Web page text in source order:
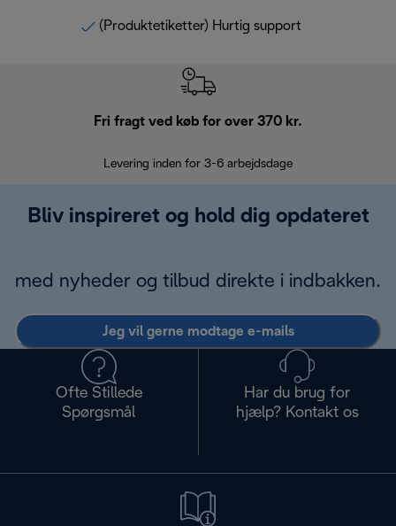
(Produktetiketter) Hurtig support
Fri fragt ved køb for over 370 kr.
Levering inden for 3-6 arbejdsdage
Bliv inspireret og hold dig opdateret
med nyheder og tilbud direkte i indbakken.
Jeg vil gerne modtage e-mails
Ofte Stillede
Spørgsmål
Har du brug for
hjælp? Kontakt os